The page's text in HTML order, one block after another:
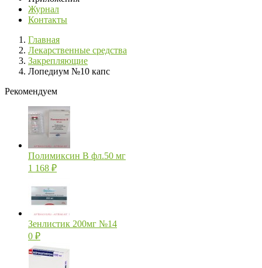
Журнал
Контакты
Главная
Лекарственные средства
Закрепляющие
Лопедиум №10 капс
Рекомендуем
Полимиксин В фл.50 мг
1 168 ₽
Зенлистик 200мг №14
0 ₽